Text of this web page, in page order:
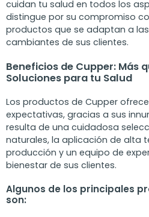
cuidan tu salud en todos los
distingue por su compromiso
productos que se adaptan a
cambiantes de sus clientes.
Beneficios de Cupper: Más
Soluciones para tu Salud
Los productos de Cupper
expectativas, gracias a sus
resulta de una cuidadosa
naturales, la aplicación de alta
producción y un equipo de
bienestar de sus clientes.
Algunos de los principales
son: